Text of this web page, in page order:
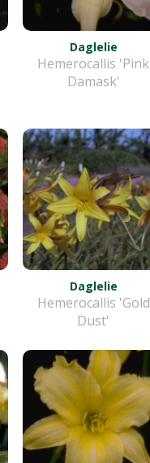
Daglelie
Hemerocallis 'Pink
Damask'
Daglelie
Hemerocallis 'Gold
Dust'